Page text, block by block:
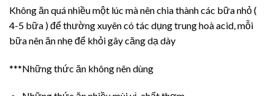
Không ăn quá nhiều một lúc mà nên chia thành các bữa nhỏ (
4-5 bữa ) để thường xuyên có tác dụng trung hoà acid, mỗi
bữa nên ăn nhẹ để khỏi gây căng dạ dày
***Những thức ăn không nên dùng